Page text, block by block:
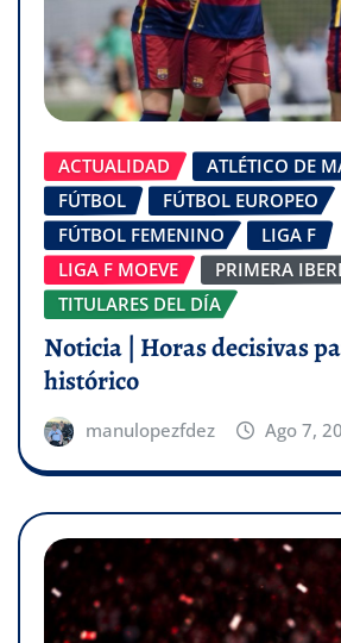
ACTUALIDAD
ATLÉTICO DE
FÚTBOL
FÚTBOL EUROPEO
FÚTBOL FEMENINO
LIGA F
LIGA F MOEVE
PRIMERA
TITULARES DEL DÍA
Noticia | Horas decisivas
histórico
manulopezfdez Ago 7,